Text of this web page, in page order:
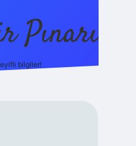
Pınarı
bilgiler!